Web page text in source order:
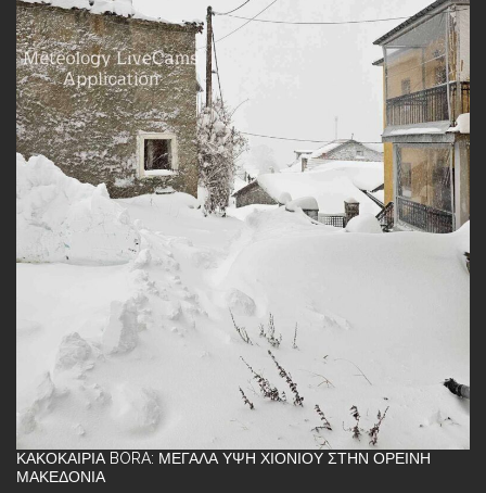
ΚΑΚΟΚΑΙΡΊΑ BORA: ΜΕΓΆΛΑ ΎΨΗ ΧΙΟΝΙΟΎ ΣΤΗΝ ΟΡΕΙΝΉ
ΜΑΚΕΔΟΝΊΑ